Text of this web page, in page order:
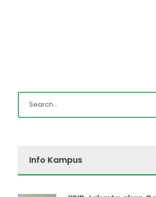
Info Kampus